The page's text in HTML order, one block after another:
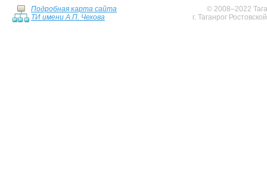
Подробная карта сайта
ТИ имени А.П. Чехова
© 2008–2022
г. Таганрог